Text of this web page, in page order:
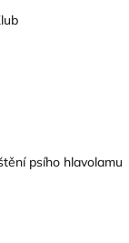
psího hlavolamu